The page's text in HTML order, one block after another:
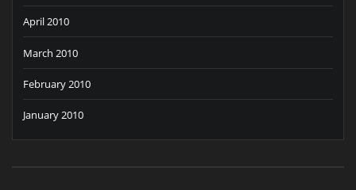
April 2010
March 2010
February 2010
January 2010